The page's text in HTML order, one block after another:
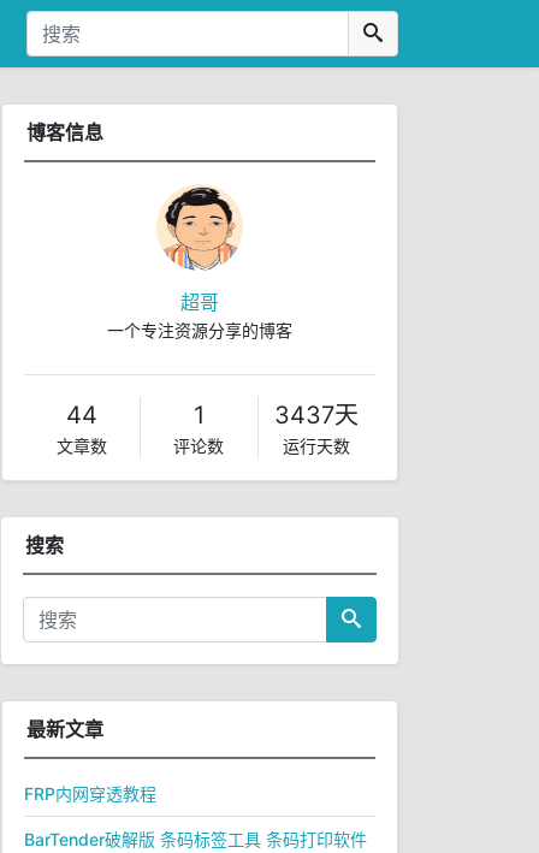
博客信息
超哥
一个专注资源分享的博客
44
文章数
1
评论数
3437天
运行天数
搜索
最新文章
FRP内网穿透教程
BarTender破解版 条码标签工具 条码打印软件